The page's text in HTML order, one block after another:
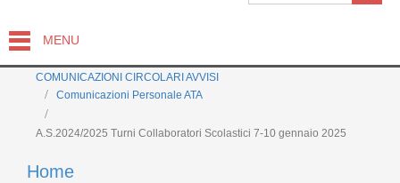
MENU
COMUNICAZIONI CIRCOLARI AVVISI
Comunicazioni Personale ATA
A.S.2024/2025 Turni Collaboratori Scolastici 7-10 gennaio 2025
Home